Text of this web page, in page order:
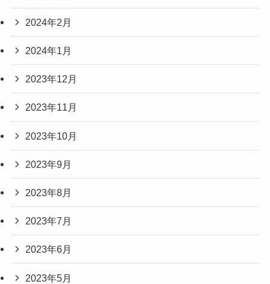
2024年2月
2024年1月
2023年12月
2023年11月
2023年10月
2023年9月
2023年8月
2023年7月
2023年6月
2023年5月